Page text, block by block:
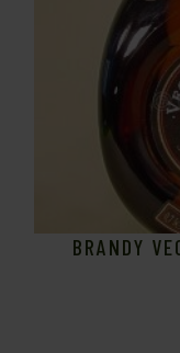
BRANDY